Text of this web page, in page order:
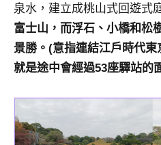
泉水，建立成桃山式回遊式
富士山，而浮石、小橋和松
景勝。(意指連結江戶時代
就是途中會經過53座驛站的